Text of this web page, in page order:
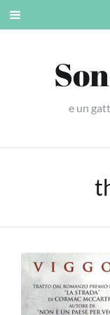
Skip
e un